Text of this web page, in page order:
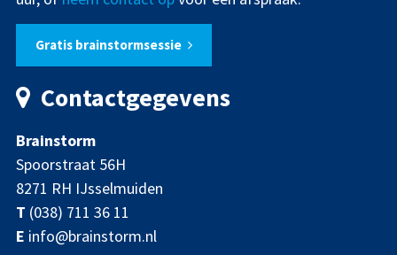
Gratis brainstormsessie
Contactgegevens
Brainstorm
Spoorstraat 56H
8271 RH IJsselmuiden
T (038) 711 36 11
E info@brainstorm.nl